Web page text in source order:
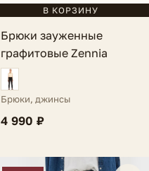
В КОРЗИНУ
Брюки зауженные
графитовые Zennia
Брюки, джинсы
4 990 ₽